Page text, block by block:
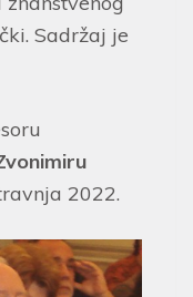
Sadržaj je
2022.